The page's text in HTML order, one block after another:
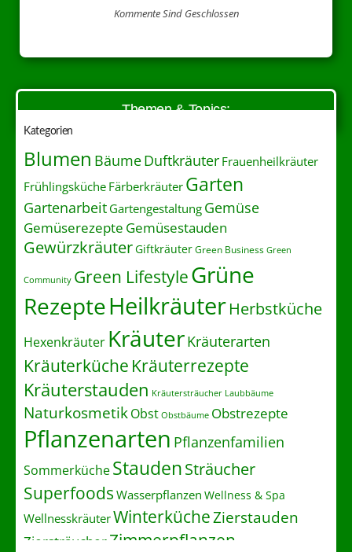
Kommente Sind Geschlossen
Themen & Topics:
Kategorien
Blumen BäumeDuftkräuter Frauenheilkräuter
Frühlingsküche Färberkräuter Garten
Gartenarbeit Gartengestaltung Gemüse
Gemüserezepte Gemüsestauden
GewürzkräuterGiftkräuterGreen Business Green
Community Green LifestyleGrüne
RezepteHeilkräuterHerbstküche
Hexenkräuter KräuterKräuterarten
Kräuterküche Kräuterrezepte
Kräuterstauden Kräutersträucher Laubbäume
NaturkosmetikObst Obstbäume Obstrezepte
Pflanzenarten Pflanzenfamilien
SommerkücheStaudenSträucher
Superfoods Wasserpflanzen Wellness & Spa
WellnesskräuterWinterkücheZierstauden
ZiersträucherZimmerpflanzen